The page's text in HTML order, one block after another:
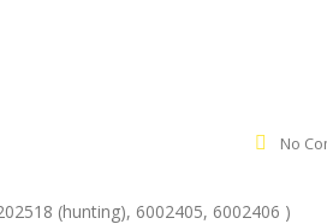
No
(hunting), 6002405, 6002406 )